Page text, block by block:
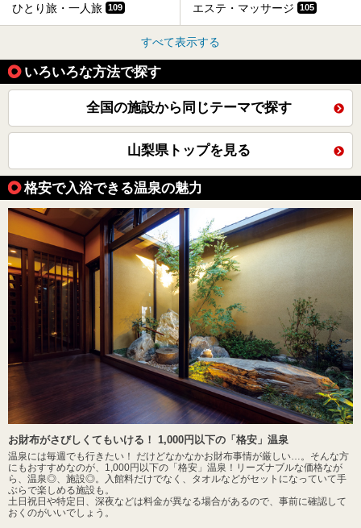
ひとり旅・一人旅 109 エステ・マッサージ 105
すべて表示する
いろいろな方法で探す
全国の施設から同じテーマで探す
山梨県トップを見る
格安で入浴できる温泉の魅力
お財布がさびしくてもいける！ 1,000円以下の「格安」温泉
温泉には毎週でも行きたい！ だけどなかなかお財布事情が厳しい…。そんな方
にもおすすめなのが、1,000円以下の「格安」温泉！リーズナブルな価格なが
ら、温泉◎、施設◎。入館料だけでなく、タオルなどがセットになっていて手
ぶらで楽しめる施設も。
土日祝日や特定日、深夜などは料金が異なる場合があるので、事前に確認して
おくのがいいでしょう。